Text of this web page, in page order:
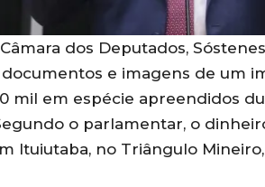
dos Deputados,
documentos e imagens de um
mil em espécie apreendidos
o parlamentar, o
Ituiutaba, no Triângulo